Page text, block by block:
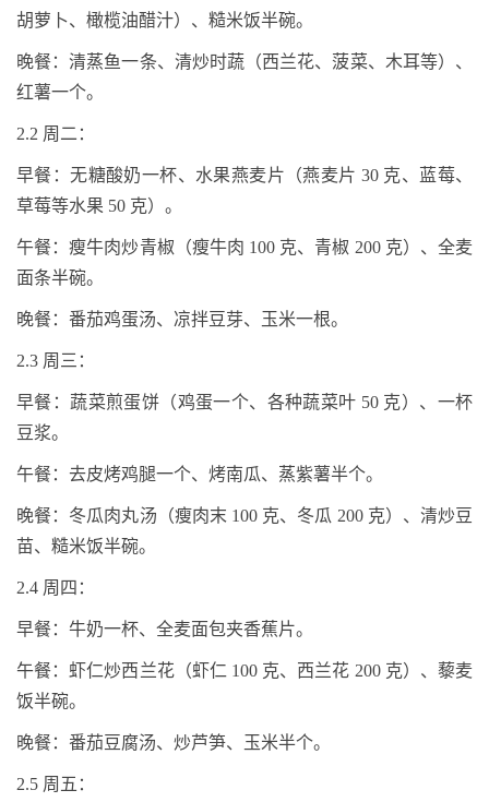
胡萝卜、橄榄油醋汁）、糙米饭半碗。
晚餐：清蒸鱼一条、清炒时蔬（西兰花、菠菜、木耳等）、
红薯一个。
2.2 周二：
早餐：无糖酸奶一杯、水果燕麦片（燕麦片 30 克、蓝莓、
草莓等水果 50 克）。
午餐：瘦牛肉炒青椒（瘦牛肉 100 克、青椒 200 克）、全麦
面条半碗。
晚餐：番茄鸡蛋汤、凉拌豆芽、玉米一根。
2.3 周三：
早餐：蔬菜煎蛋饼（鸡蛋一个、各种蔬菜叶 50 克）、一杯
豆浆。
午餐：去皮烤鸡腿一个、烤南瓜、蒸紫薯半个。
晚餐：冬瓜肉丸汤（瘦肉末 100 克、冬瓜 200 克）、清炒豆
苗、糙米饭半碗。
2.4 周四：
早餐：牛奶一杯、全麦面包夹香蕉片。
午餐：虾仁炒西兰花（虾仁 100 克、西兰花 200 克）、藜麦
饭半碗。
晚餐：番茄豆腐汤、炒芦笋、玉米半个。
2.5 周五：